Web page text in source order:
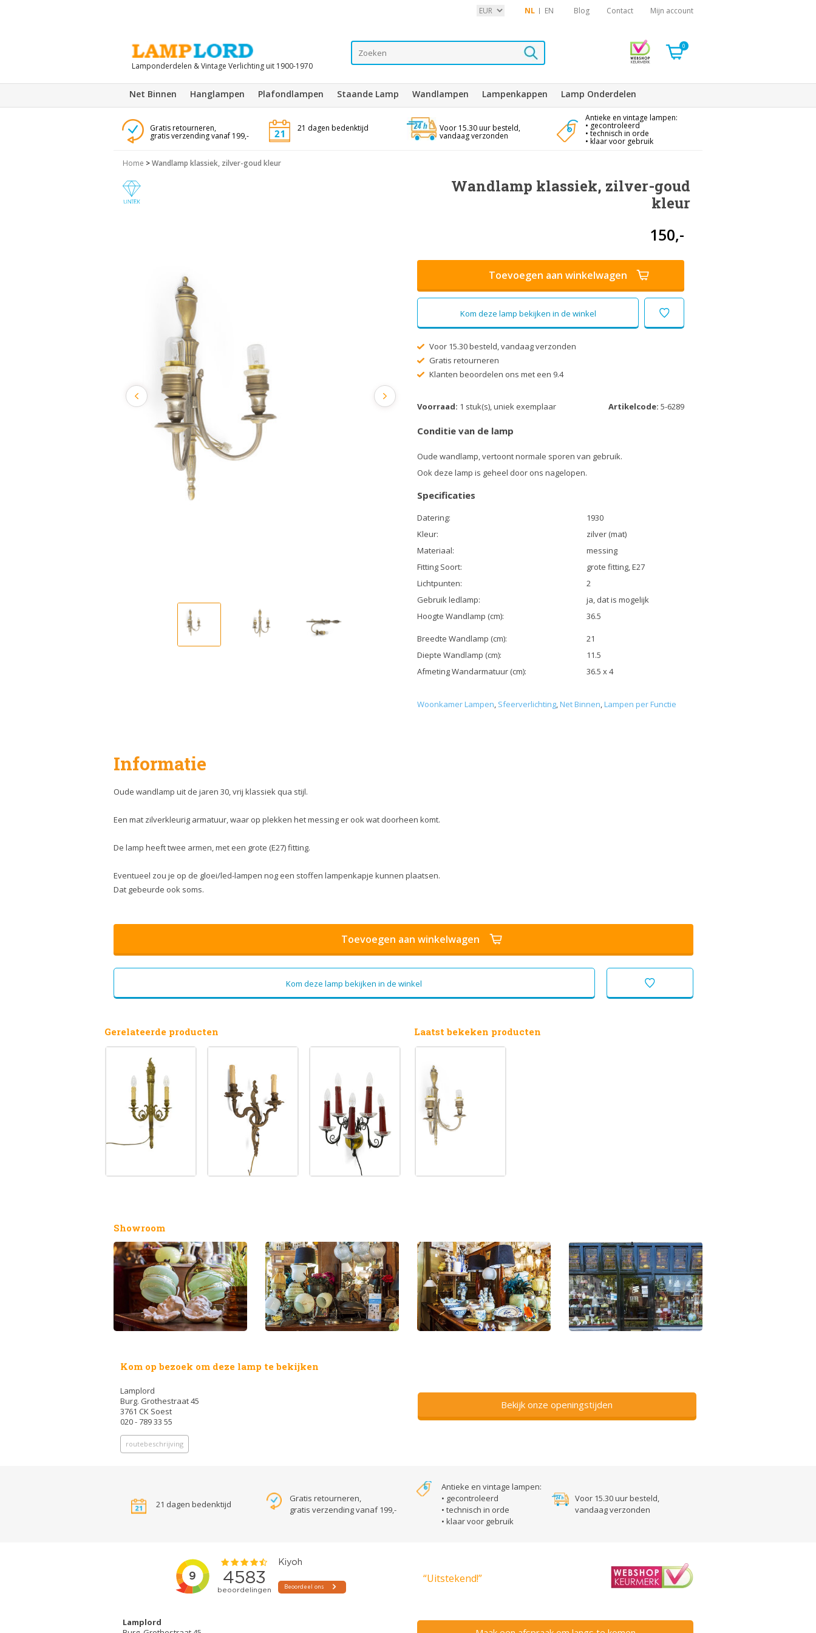
NL EN Blog Contact Mijn account
Lamponderdelen & Vintage Verlichting uit 1900-1970
0
Net Binnen Hanglampen Plafondlampen Staande Lamp Wandlampen Lampenkappen Lamp Onderdelen
Gratis retourneren,
gratis verzending vanaf 199,-
21 dagen bedenktijd Voor 15.30 uur besteld,
vandaag verzonden
Antieke en vintage lampen:
• gecontroleerd
• technisch in orde
• klaar voor gebruik
Home >Wandlamp klassiek, zilver-goud kleur
Wandlamp klassiek, zilver-goud
kleur
150,-
Toevoegen aan winkelwagen
Kom deze lamp bekijken in de winkel
Voor 15.30 besteld, vandaag verzonden
Gratis retourneren
Klanten beoordelen ons met een 9.4
Voorraad: 1 stuk(s), uniek exemplaar Artikelcode: 5-6289
Conditie van de lamp
Oude wandlamp, vertoont normale sporen van gebruik.
Ook deze lamp is geheel door ons nagelopen.
Specificaties
Datering:
1930
Kleur:
zilver (mat)
Materiaal:
messing
Fitting Soort:
grote fitting, E27
Lichtpunten:
2
Gebruik ledlamp:
ja, dat is mogelijk
Hoogte Wandlamp (cm):
36.5
Breedte Wandlamp (cm):
21
Diepte Wandlamp (cm):
11.5
Afmeting Wandarmatuur (cm):
36.5 x 4
Woonkamer Lampen, Sfeerverlichting,Net Binnen,Lampen per Functie
Informatie
Oude wandlamp uit de jaren 30, vrij klassiek qua stijl.
Een mat zilverkleurig armatuur, waar op plekken het messing er ook wat doorheen komt.
De lamp heeft twee armen, met een grote (E27) fitting.
Eventueel zou je op de gloei/led-lampen nog een stoffen lampenkapje kunnen plaatsen.
Dat gebeurde ook soms.
Toevoegen aan winkelwagen
Kom deze lamp bekijken in de winkel
Gerelateerde producten Laatst bekeken producten
Showroom
Kom op bezoek om deze lamp te bekijken
Lamplord
Burg. Grothestraat 45
3761 CK Soest
020 - 789 33 55
routebeschrijving
Bekijk onze openingstijden
21 dagen bedenktijd
Gratis retourneren,
gratis verzending vanaf 199,-
Antieke en vintage lampen:
• gecontroleerd
• technisch in orde
• klaar voor gebruik
Voor 15.30 uur besteld,
vandaag verzonden
“Uitstekend!”
Lamplord